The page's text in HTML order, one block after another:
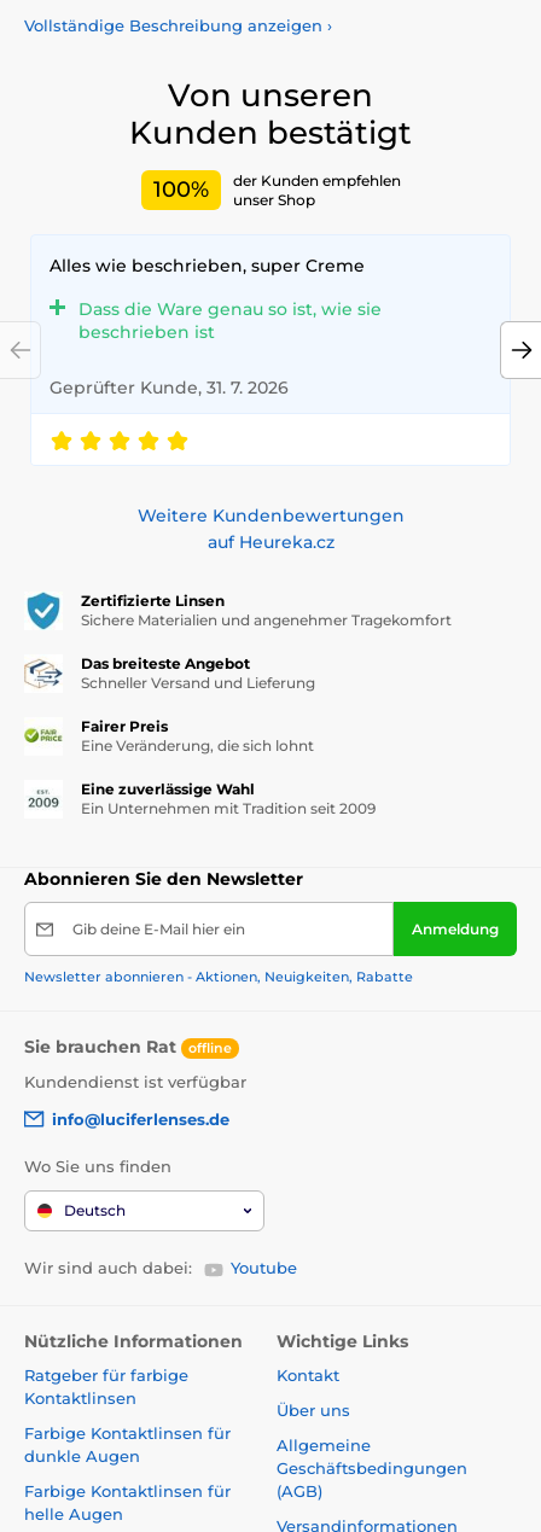
sondern ermöglichen es Ihnen auch, Ihre Persönlichkeit und
Einzigartigkeit auszudrücken.Wählen Sie aus unserem
Tag über Komfort und Sicherheit bieten. Bringen Sie mit
unseren hochwertigen Linsen Farbe in Ihr Leben –
zertifiziert nach höchsten Qualitäts- und
Vollständige Beschreibung anzeigen ›
Von unseren
Kunden bestätigt
100%
der Kunden empfehlen
unser Shop
Alles wie beschrieben, super Creme
Dass die Ware genau so ist, wie sie
beschrieben ist
Geprüfter Kunde, 31. 7. 2026
Weitere Kundenbewertungen
auf Heureka.cz
Zertifizierte Linsen
Sichere Materialien und angenehmer Tragekomfort
Das breiteste Angebot
Schneller Versand und Lieferung
Fairer Preis
Eine Veränderung, die sich lohnt
Eine zuverlässige Wahl
Ein Unternehmen mit Tradition seit 2009
Abonnieren Sie den Newsletter
Gib deine E-Mail hier ein Anmeldung
Newsletter abonnieren - Aktionen, Neuigkeiten, Rabatte
Sie brauchen Rat offline
Kundendienst ist verfügbar
info@luciferlenses.de
Wo Sie uns finden
Deutsch
Wir sind auch dabei: Youtube
Nützliche Informationen
Ratgeber für farbige
Kontaktlinsen
Farbige Kontaktlinsen für
dunkle Augen
Farbige Kontaktlinsen für
helle Augen
Wichtige Links
Kontakt
Über uns
Allgemeine
Geschäftsbedingungen
(AGB)
Versandinformationen